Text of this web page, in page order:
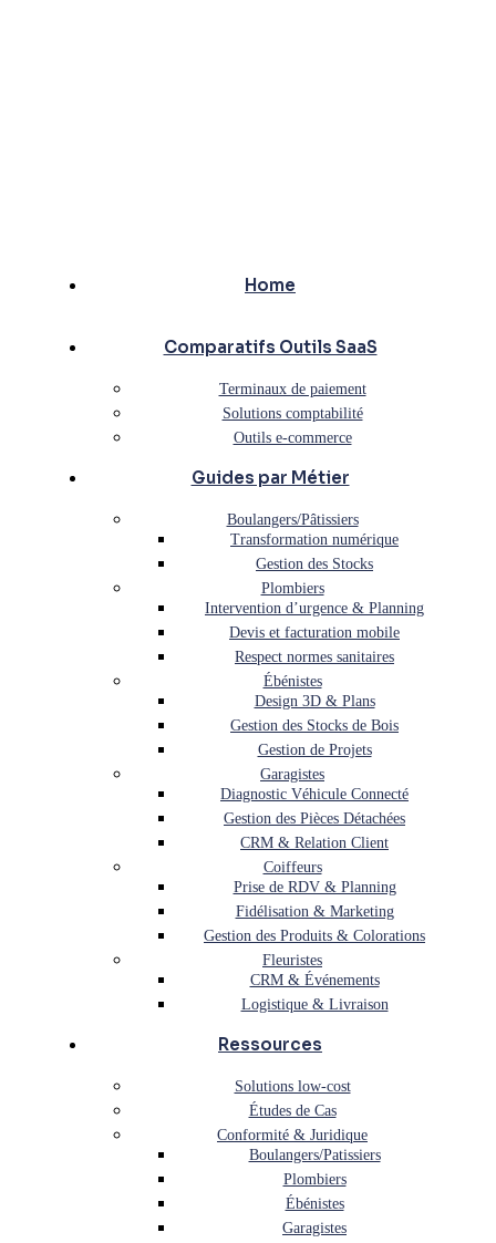
Home
Comparatifs Outils SaaS
Terminaux de paiement
Solutions comptabilité
Outils e-commerce
Guides par Métier
Boulangers/Pâtissiers
Transformation numérique
Gestion des Stocks
Plombiers
Intervention d’urgence & Planning
Devis et facturation mobile
Respect normes sanitaires
Ébénistes
Design 3D & Plans
Gestion des Stocks de Bois
Gestion de Projets
Garagistes
Diagnostic Véhicule Connecté
Gestion des Pièces Détachées
CRM & Relation Client
Coiffeurs
Prise de RDV & Planning
Fidélisation & Marketing
Gestion des Produits & Colorations
Fleuristes
CRM & Événements
Logistique & Livraison
Ressources
Solutions low-cost
Études de Cas
Conformité & Juridique
Boulangers/Patissiers
Plombiers
Ébénistes
Garagistes